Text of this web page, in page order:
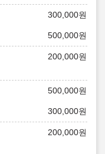
300,000원
500,000원
200,000원
500,000원
300,000원
200,000원